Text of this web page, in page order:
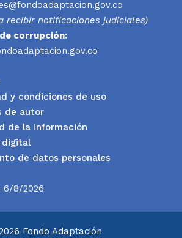
recibir notificaciones judiciales)
corrupción:
y condiciones de uso
de autor
de la información
digital
de datos personales
6/8/2026
Fondo Adaptación